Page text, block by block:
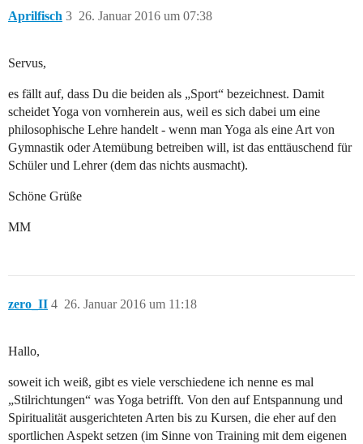
Aprilfisch 26. Januar 2016 um 07:38
3
Servus,
es fällt auf, dass Du die beiden als „Sport“ bezeichnest. Damit
scheidet Yoga von vornherein aus, weil es sich dabei um eine
philosophische Lehre handelt - wenn man Yoga als eine Art von
Gymnastik oder Atemübung betreiben will, ist das enttäuschend für
Schüler und Lehrer (dem das nichts ausmacht).
Schöne Grüße
MM
zero_II 26. Januar 2016 um 11:18
4
Hallo,
soweit ich weiß, gibt es viele verschiedene ich nenne es mal
„Stilrichtungen“ was Yoga betrifft. Von den auf Entspannung und
Spiritualität ausgerichteten Arten bis zu Kursen, die eher auf den
sportlichen Aspekt setzen (im Sinne von Training mit dem eigenen